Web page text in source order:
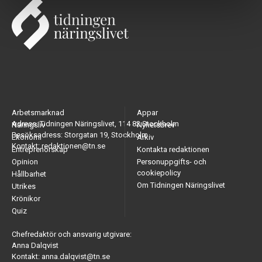
Adress: Tidningen Näringslivet, 114 82 Stockholm
Besöksadress: Storgatan 19, Stockholm
Kontakt: redaktionen@tn.se
Arbetsmarknad
Näringsliv
Ekonomi
Entreprenörskap
Opinion
Hållbarhet
Utrikes
Krönikor
Quiz
Appar
Nyhetsbrev
Arkiv
Kontakta redaktionen
Personuppgifts- och
cookiepolicy
Om Tidningen Näringslivet
Chefredaktör och ansvarig utgivare:
Anna Dalqvist
Kontakt: anna.dalqvist@tn.se